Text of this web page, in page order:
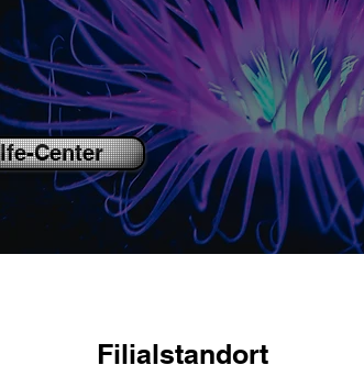
Center
Filialstandort